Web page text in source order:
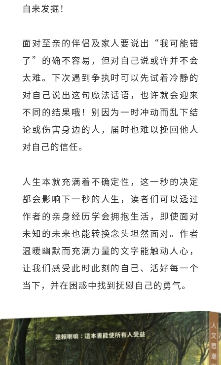
自来发掘！
面对至亲的伴侣及家人要说出“我可能错
了”的确不容易，但对自己说或许并不会
太难。下次遇到争执时可以先试着冷静的
对自己说出这句魔法话语，也许就会迎来
不同的结果哦！别因为一时冲动而乱下结
论或伤害身边的人，届时也难以挽回他人
对自己的信任。
人生本就充满着不确定性，这一秒的决定
都会影响下一秒的人生，读者们可以透过
作者的亲身经历学会拥抱生活，即使面对
未知的未来也能转换念头坦然面对。作者
温暖幽默而充满力量的文字能触动人心，
让我们感受此时此刻的自己、活好每一个
当下，并在困惑中找到抚慰自己的勇气。